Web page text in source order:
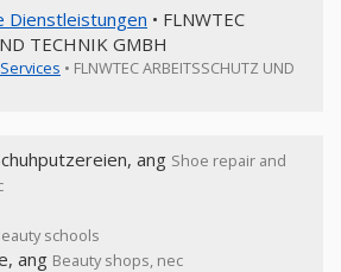
Dienstleistungen • FLNWTEC
TECHNIK GMBH
• FLNWTEC ARBEITSSCHUTZ UND
ang Shoe repair and
schools
ang Beauty shops, nec